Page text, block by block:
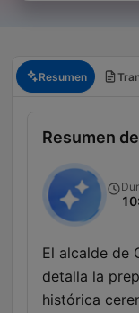
Resumen
Resumen
El alcalde de
detalla la
histórica